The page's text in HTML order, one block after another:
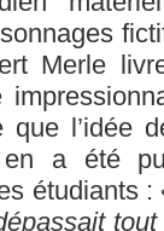
Merle
l’idée
a été
étudiants :